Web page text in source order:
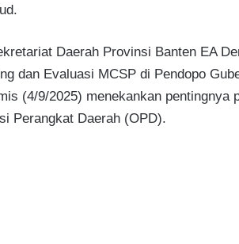
Daerah Provinsi Banten EA
dan Evaluasi MCSP di Pendopo
(4/9/2025) menekankan pentingnya
Perangkat Daerah (OPD).